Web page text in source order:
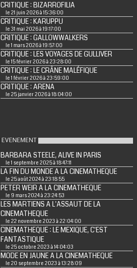
CRITIQUE : BIZARROFILIA
le 21 juin 2026 à 15:36:00
CRITIQUE : KARUPPU
le 31 mai 2026 à 19:17:00
CRITIQUE : GALLOWWALKERS
le 1 mars 2026 à 19:57:00
CRITIQUE : LES VOYAGES DE GULLIVER
le 15 février 2026 à 23:28:00
CRITIQUE : LE CRÂNE MALÉFIQUE
le 1 février 2026 à 23:59:00
CRITIQUE : ARENA
le 25 janvier 2026 à 18:04:00
EVENEMENT
BARBARA STEELE, ALIVE IN PARIS
le 1 septembre 2025 à 18:47:11
LA FIN DU MONDE A LA CINEMATHEQUE
le 25 août 2024 à 23:18:55
PETER WEIR A LA CINEMATHEQUE
le 9 mars 2024 à 23:24:53
LES MARTIENS A L'ASSAUT DE LA
CINEMATHEQUE
le 22 novembre 2023 à 22:04:00
CINEMATHEQUE : LE MEXIQUE, C'EST
FANTASTIQUE
le 25 octobre 2023 à 14:04:03
MODE EN JAUNE A LA CINEMATHEQUE
le 20 septembre 2023 à 13:28:09